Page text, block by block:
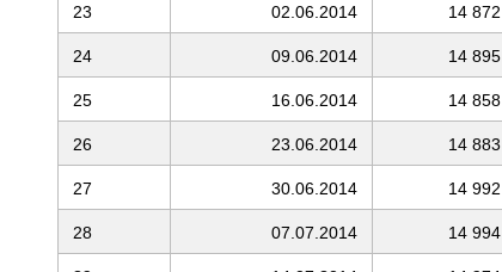
23 02.06.2014 14 872
24 09.06.2014 14 895
25 16.06.2014 14 858
26 23.06.2014 14 883
27 30.06.2014 14 992
28 07.07.2014 14 994